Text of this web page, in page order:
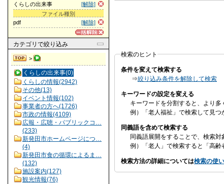
[解除]
くらしの出来事
ファイル種別
[解除]
pdf
カテゴリ で絞り込み
>
くらしの出来事(0)
くらしの情報(2942)
その他(13)
イベント情報(102)
事業者の方へ(1726)
市政の情報(4109)
広報・広聴・パブリックコ…
(233)
新発田市ホームページにつ…
(4)
新発田市食の循環によるま…
(132)
施設案内(127)
観光情報(76)
検索のヒント
条件を変えて検索する
⇒絞り込み条件を解除して検索
キーワードの設定を変える
キーワードを分割すると、より多
例）「老人福祉」で検索して見つ
同義語を含めて検索する
同義語展開をすることで、検索対
例）「老人」で検索すると「高齢
検索方法の詳細については検索の使